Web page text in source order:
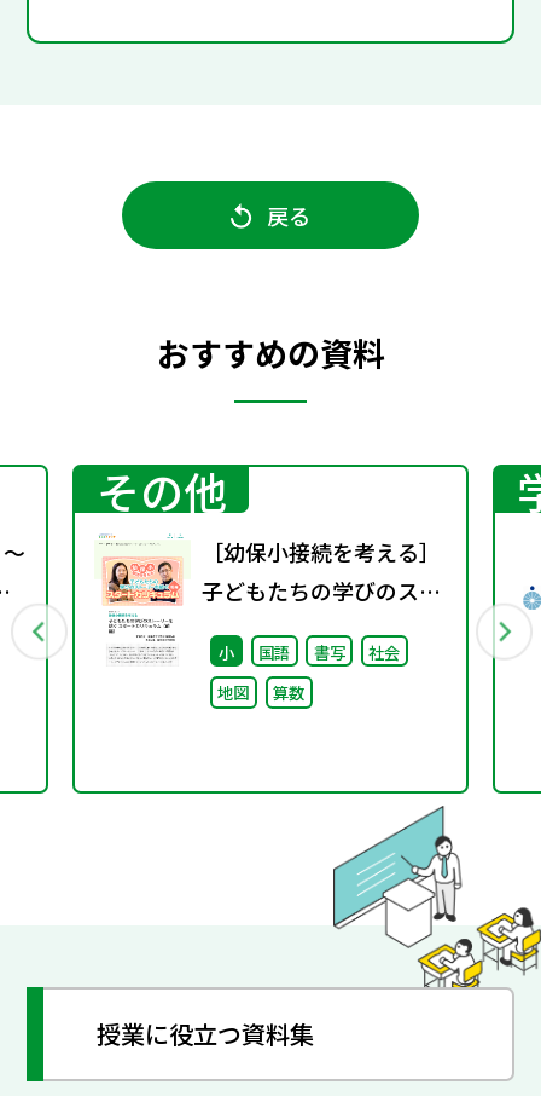
戻る
おすすめの資料
その他
［幼保小接続を考える］
子どもたちの学びのスト
ーリーを紡ぐスタートカ
リキュラム（前編）
小 国語 書写
社会
地図
算数
授業に役立つ資料集